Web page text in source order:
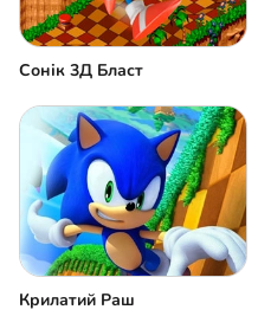
Сонік 3Д Бласт
Крилатий Раш